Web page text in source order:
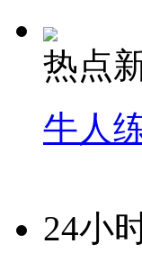
热点
牛人
24小